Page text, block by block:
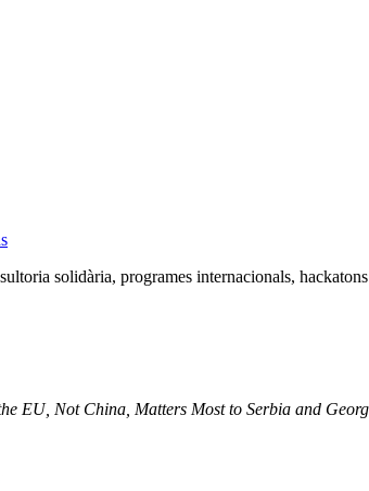
solidària, programes internacionals,
EU, Not China, Matters Most to Serbia and